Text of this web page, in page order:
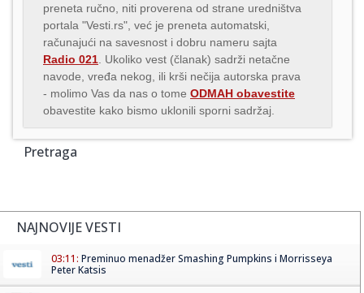
preneta ručno, niti proverena od strane uredništva
portala "Vesti.rs", već je preneta automatski,
računajući na savesnost i dobru nameru sajta
Radio 021 . Ukoliko vest (članak) sadrži netačne
navode, vređa nekog, ili krši nečija autorska prava
- molimo Vas da nas o tome ODMAH obavestite
obavestite kako bismo uklonili sporni sadržaj.
Pretraga
NAJNOVIJE VESTI
03:11: Preminuo menadžer Smashing Pumpkins i Morrisseya
Peter Katsis